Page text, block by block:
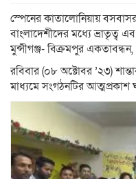
স্পেনের কাতালোনিয়ায়
বাংলাদেশীদের মধ্যে ভ্রাতৃত্ব
মুন্সীগঞ্জ- বিক্রমপুর
রবিবার (০৮ অক্টোবর ’২৩)
মাধ্যমে সংগঠনটির আত্মপ্রকাশ